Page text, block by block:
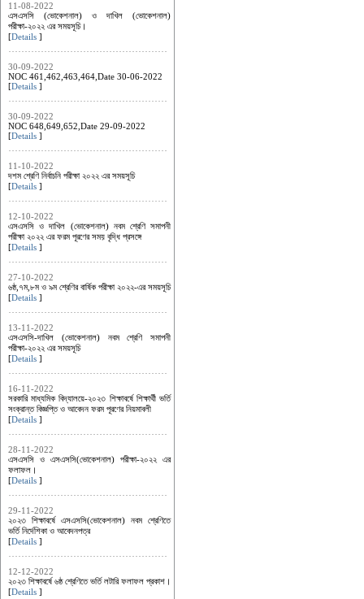
11-08-2022
এসএসসি (ভোকেশনাল) ও দাখিল (ভোকেশনাল)
পরীক্ষা-২০২২ এর সময়সূচি।
[Details ]
30-09-2022
NOC 461,462,463,464,Date 30-06-2022
[Details ]
30-09-2022
NOC 648,649,652,Date 29-09-2022
[Details ]
11-10-2022
দশম শ্রেণি নির্বাচনি পরীক্ষা ২০২২ এর সময়সূচি
[Details ]
12-10-2022
এসএসসি ও দাখিল (ভোকেশনাল) নবম শ্রেণি সমাপনী
পরীক্ষা ২০২২ এর ফরম পূরণের সময় বৃদ্ধি প্রসঙ্গে
[Details ]
27-10-2022
৬ষ্ঠ,৭ম,৮ম ও ৯ম শ্রেণির বার্ষিক পরীক্ষা ২০২২-এর সময়সূচি
[Details ]
13-11-2022
এসএসসি-দাখিল (ভোকেশনাল) নবম শ্রেণি সমাপনী
পরীক্ষা-২০২২ এর সময়সূচি
[Details ]
16-11-2022
সরকারি মাধ্যমিক বিদ্যালয়ে-২০২৩ শিক্ষাবর্ষে শিক্ষার্থী ভর্তি
সংক্রান্ত বিজ্ঞপ্তি ও আবেদন ফরম পূরণের নিয়মাবলী
[Details ]
28-11-2022
এসএসসি ও এসএসসি(ভোকেশনাল) পরীক্ষা-২০২২ এর
ফলাফল।
[Details ]
29-11-2022
২০২৩ শিক্ষাবর্ষে এসএসসি(ভোকেশনাল) নবম শ্রেণিতে
ভর্তি নির্দেশিকা ও আবেদনপত্র
[Details ]
12-12-2022
২০২৩ শিক্ষাবর্ষে ৬ষ্ঠ শ্রেণিতে ভর্তি লটারি ফলাফল প্রকাশ।
[Details ]